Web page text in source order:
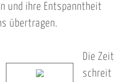
und ihre Entspanntheit
übertragen.
Die Zeit
schreit